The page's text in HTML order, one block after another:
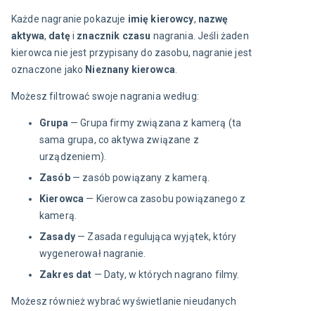
Każde nagranie pokazuje imię kierowcy, nazwę
aktywa, datę i znacznik czasu nagrania. Jeśli żaden
kierowca nie jest przypisany do zasobu, nagranie jest
oznaczone jako Nieznany kierowca
Możesz filtrować swoje nagrania według:
Grupa — Grupa firmy związana z kamerą (ta
sama grupa, co aktywa związane z
urządzeniem).
Zasób— zasób powiązany z kamerą.
Kierowca — Kierowca zasobu powiązanego z
kamerą.
Zasady— Zasada regulująca wyjątek, który
wygenerował nagranie.
Zakres dat — Daty, w których nagrano filmy.
Możesz również wybrać wyświetlanie nieudanych